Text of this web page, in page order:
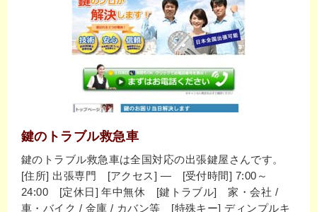
鍵のトラブル救急車
鍵のトラブル救急車は全国対応の出張鍵屋さんです。
[住所] 出張専門 [アクセス] ― [受付時間] 7:00～
24:00 [定休日] 年中無休 [鍵トラブル] 家・会社 /
車・バイク / 金庫 / カバン等 [特殊キー] ディンプルキ